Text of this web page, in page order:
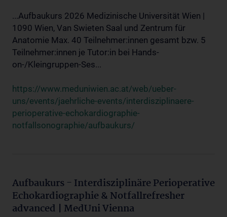
...Aufbaukurs 2026 Medizinische Universität Wien |
1090 Wien, Van Swieten Saal und Zentrum für
Anatomie Max. 40 Teilnehmer:innen gesamt bzw. 5
Teilnehmer:innen je Tutor:in bei Hands-
on-/Kleingruppen-Ses...
https://www.meduniwien.ac.at/web/ueber-
uns/events/jaehrliche-events/interdisziplinaere-
perioperative-echokardiographie-
notfallsonographie/aufbaukurs/
Aufbaukurs - Interdisziplinäre Perioperative
Echokardiographie & Notfallrefresher
advanced | MedUni Vienna